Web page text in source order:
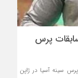
پرس
سینه آسیا در ژاپن